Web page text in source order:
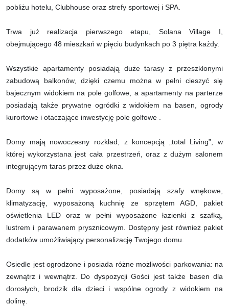
pobliżu hotelu, Clubhouse oraz strefy sportowej i SPA.
Trwa już realizacja pierwszego etapu, Solana Village I,
obejmującego 48 mieszkań w pięciu budynkach po 3 piętra każdy.
Wszystkie apartamenty posiadają duże tarasy z przeszklonymi
zabudową balkonów, dzięki czemu można w pełni cieszyć się
bajecznym widokiem na pole golfowe, a apartamenty na parterze
posiadają także prywatne ogródki z widokiem na basen, ogrody
kurortowe i otaczające inwestycję pole golfowe .
Domy mają nowoczesny rozkład, z koncepcją „total Living”, w
której wykorzystana jest cała przestrzeń, oraz z dużym salonem
integrującym taras przez duże okna.
Domy są w pełni wyposażone, posiadają szafy wnękowe,
klimatyzację, wyposażoną kuchnię ze sprzętem AGD, pakiet
oświetlenia LED oraz w pełni wyposażone łazienki z szafką,
lustrem i parawanem prysznicowym. Dostępny jest również pakiet
dodatków umożliwiający personalizację Twojego domu.
Osiedle jest ogrodzone i posiada różne możliwości parkowania: na
zewnątrz i wewnątrz. Do dyspozycji Gości jest także basen dla
dorosłych, brodzik dla dzieci i wspólne ogrody z widokiem na
dolinę.